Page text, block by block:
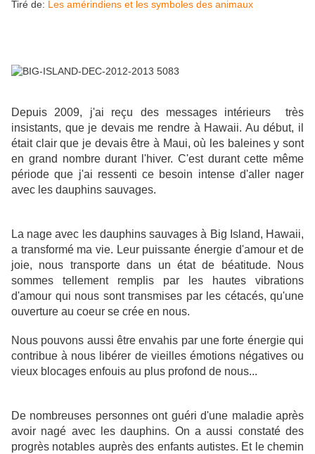
Tiré de: Les amérindiens et les symboles des animaux
Depuis 2009, j'ai reçu des messages intérieurs très
insistants, que je devais me rendre à Hawaii. Au début, il
était clair que je devais être à Maui, où les baleines y sont
en grand nombre durant l'hiver. C'est durant cette même
période que j'ai ressenti ce besoin intense d'aller nager
avec les dauphins sauvages.
La nage avec les dauphins sauvages à Big Island, Hawaii,
a transformé ma vie. Leur puissante énergie d'amour et de
joie, nous transporte dans un état de béatitude. Nous
sommes tellement remplis par les hautes vibrations
d'amour qui nous sont transmises par les cétacés, qu'une
ouverture au coeur se crée en nous.
Nous pouvons aussi être envahis par une forte énergie qui
contribue à nous libérer de vieilles émotions négatives ou
vieux blocages enfouis au plus profond de nous...
De nombreuses personnes ont guéri d'une maladie après
avoir nagé avec les dauphins. On a aussi constaté des
progrès notables auprès des enfants autistes. Et le chemin